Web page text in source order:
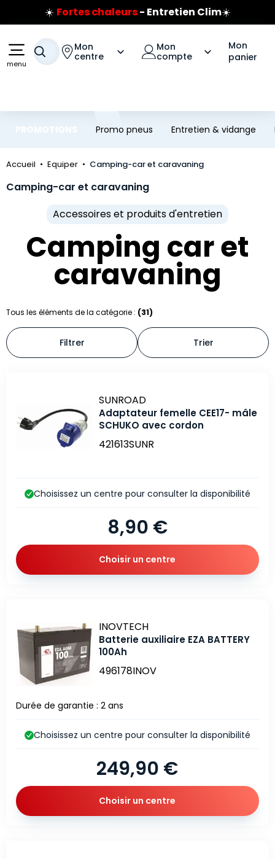
Aller au contenu principal
Aller à la navigation
Prix coûtant pneus Bridgestone
🔥Extincteur :réflexe sécurité🔥
Jusqu'à 120€ remboursés sur les pneus Bridgestone
menu
Votre recherche
Mon
centre
Mon
compte
Mon
panier
Promo pneus Entretien & vidange
Accueil Equiper Camping-car et caravaning
Camping-car et caravaning
Accessoires et produits d'entretien
Camping car et
caravaning
Tous les éléments de la catégorie : (31)
Filtrer Trier
Marque
SUNROAD
Adaptateur femelle CEE17- mâle
SCHUKO avec cordon
421613SUNR
8,90 €
Choisissez un centre pour consulter la disponibilité
Choisir un centre
Marque
INOVTECH
Batterie auxiliaire EZA BATTERY
100Ah
496178INOV
Durée de garantie : 2 ans
249,90 €
Choisissez un centre pour consulter la disponibilité
Choisir un centre